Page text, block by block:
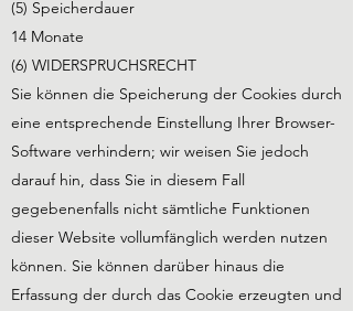
(5) Speicherdauer
14 Monate
(6) WIDERSPRUCHSRECHT
Sie können die Speicherung der Cookies durch
eine entsprechende Einstellung Ihrer Browser-
Software verhindern; wir weisen Sie jedoch
darauf hin, dass Sie in diesem Fall
gegebenenfalls nicht sämtliche Funktionen
dieser Website vollumfänglich werden nutzen
können. Sie können darüber hinaus die
Erfassung der durch das Cookie erzeugten und